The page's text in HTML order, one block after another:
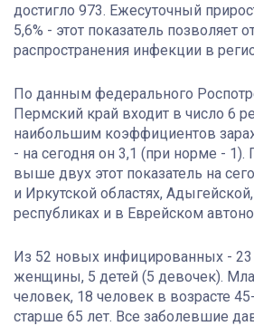
достигло 973. Ежесуточный
5,6% - этот показатель позволяет
распространения инфекции в
По данным федерального
Пермский край входит в число 6
наибольшим коэффициентов
- на сегодня он 3,1 (при норме -
выше двух этот показатель на
и Иркутской областях,
республиках и в Еврейском
Из 52 новых инфицированных -
женщины, 5 детей (5 девочек).
человек, 18 человек в возрасте
старше 65 лет. Все заболевшие